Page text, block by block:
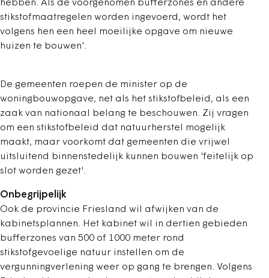
hebben. Als de voorgenomen bufferzones en andere
stikstofmaatregelen worden ingevoerd, wordt het
volgens hen een heel moeilijke opgave om nieuwe
huizen te bouwen'.
De gemeenten roepen de minister op de
woningbouwopgave, net als het stikstofbeleid, als een
zaak van nationaal belang te beschouwen. Zij vragen
om een stikstofbeleid dat natuurherstel mogelijk
maakt, maar voorkomt dat gemeenten die vrijwel
uitsluitend binnenstedelijk kunnen bouwen 'feitelijk op
slot worden gezet'.
Onbegrijpelijk
Ook de provincie Friesland wil afwijken van de
kabinetsplannen. Het kabinet wil in dertien gebieden
bufferzones van 500 of 1000 meter rond
stikstofgevoelige natuur instellen om de
vergunningverlening weer op gang te brengen. Volgens